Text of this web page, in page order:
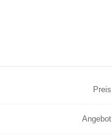
Preis
Angebot